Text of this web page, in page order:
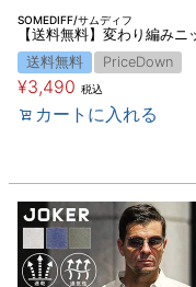
SOMEDIFF/サムディフ
【送料無料】変わり編みニ
送料無料
PriceDown
¥3,490 税込
カートに入れる